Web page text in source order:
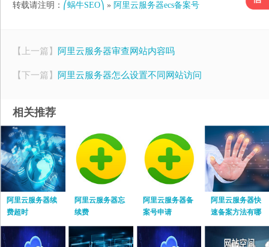
转载请注明： ⎛蜗牛SEO⎞ » 阿里云服务器ecs备案号
【上一篇】 阿里云服务器审查网站内容吗
【下一篇】 阿里云服务器怎么设置不同网站访问
相关推荐
阿里云服务器续
费超时
阿里云服务器忘
续费
阿里云服务器备
案号申请
阿里云服务器快
速备案方法有哪
些